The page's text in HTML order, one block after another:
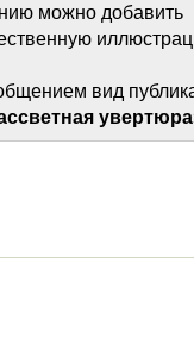
можно добавить
вид